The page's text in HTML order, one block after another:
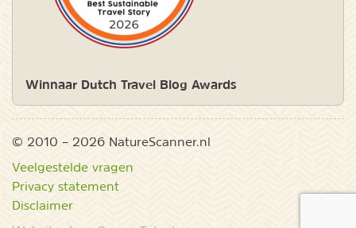
Winnaar Dutch Travel Blog Awards
© 2010 – 2026 NatureScanner.nl
Veelgestelde vragen
Privacy statement
Disclaimer